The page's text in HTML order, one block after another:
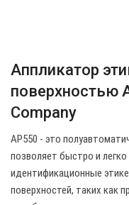
Аппликатор
поверхностью
Company
AP550 - это
позволяет быстро и
идентификационные
поверхностей, таких как